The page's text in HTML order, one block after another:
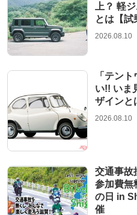
上？ 軽
とは【試
2026.08.10
「テン
い!! いま
ザインと
2026.08.10
交通事故
参加費無
の日 in
催